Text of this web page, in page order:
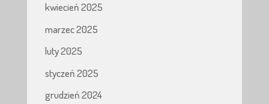
kwiecień 2025
marzec 2025
luty 2025
styczeń 2025
grudzień 2024